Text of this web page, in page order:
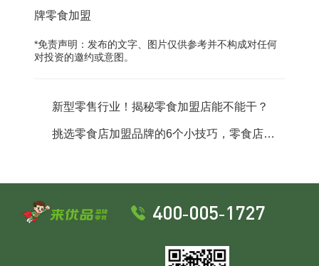
牌零食加盟
*免责声明：发布的文字、图片仅供参考并不构成对任何
对投资的邀约或意图。
新型零售行业！揭秘零食加盟店能不能干？
挑选零食店加盟品牌的6个小技巧，零食店创
400-005-1727